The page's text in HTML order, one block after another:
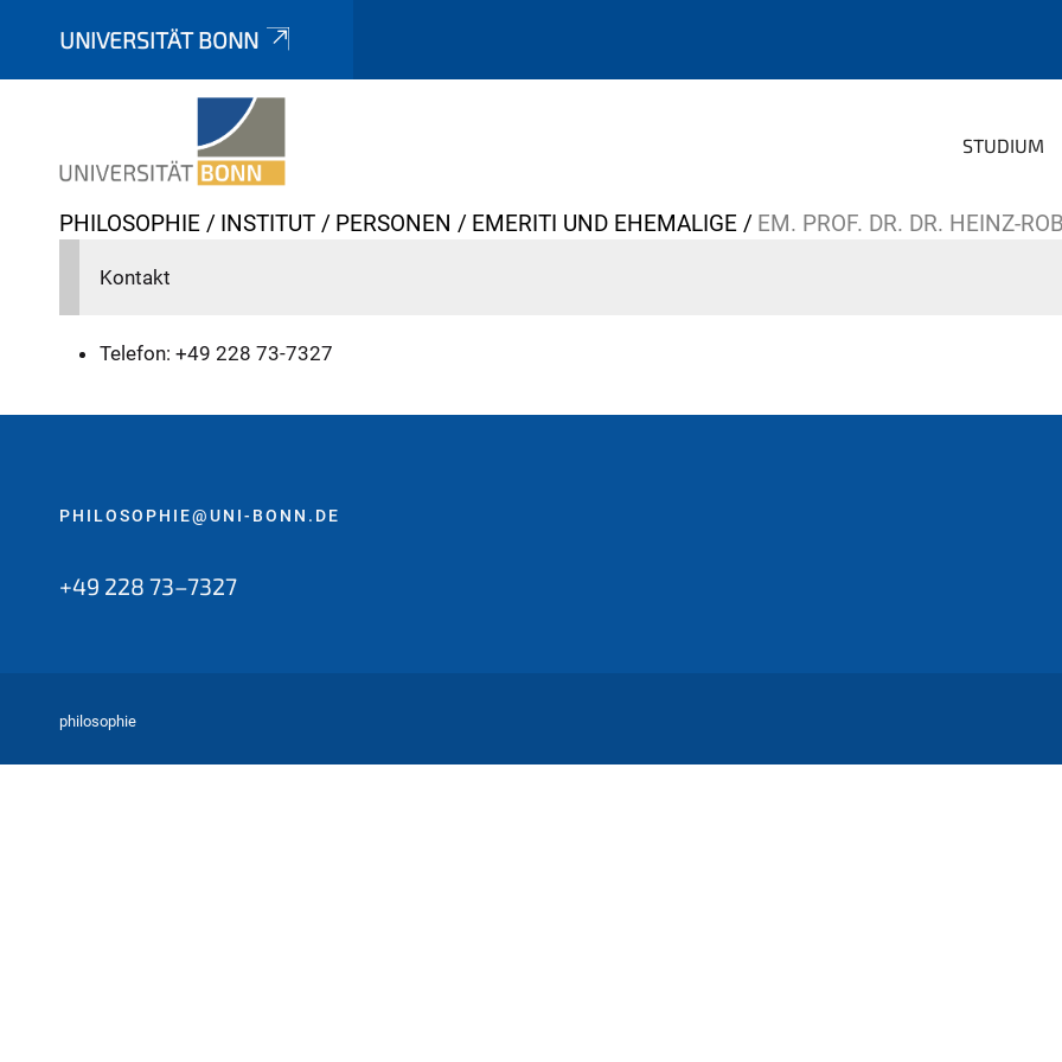
UNIVERSITÄT BONN
STUDIUM
Y
a
h
e
PHILOSOPHIE INSTITUT PERSONEN EMERITI UND EHEMALIGE EM. PROF. DR. DR. HEINZ-
Kontakt
Telefon: +49 228 73-7327
PHILOSOPHIE@UNI-BONN.DE
+49 228 73–7327
philosophie